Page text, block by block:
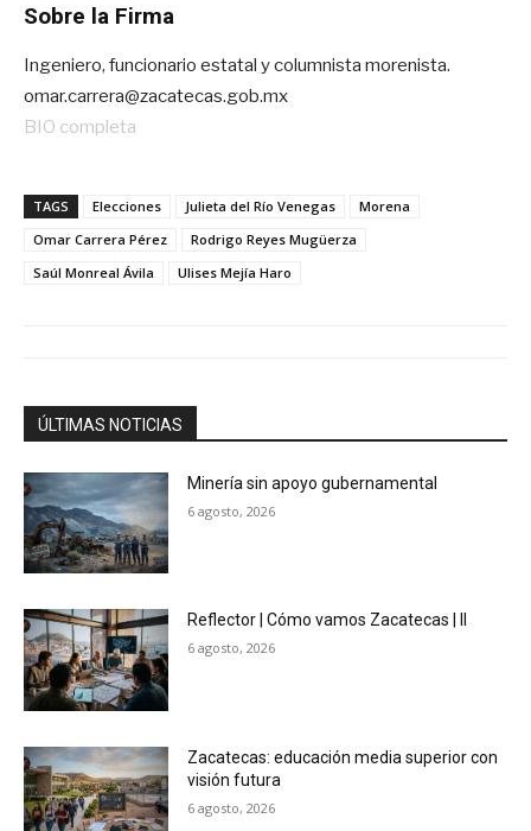
Sobre la Firma
Ingeniero, funcionario estatal y columnista morenista.
omar.carrera@zacatecas.gob.mx
BIO completa
TAGS Elecciones Julieta del Río Venegas
Morena
Omar Carrera Pérez
Rodrigo Reyes Mugüerza
Saúl Monreal Ávila
Ulises Mejía Haro
ÚLTIMAS NOTICIAS
Minería sin apoyo gubernamental
6 agosto, 2026
Reflector | Cómo vamos Zacatecas | II
6 agosto, 2026
Zacatecas: educación media superior con
visión futura
6 agosto, 2026